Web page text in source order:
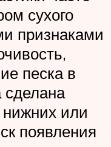
сухого
признаками
песка в
сделана
или
появления